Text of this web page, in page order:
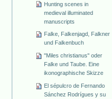
Hunting scenes in
medieval illuminated
manuscripts
Falke, Falkenjagd, Falkner
und Falkenbuch
"Miles christianus" oder
Falke und Taube. Eine
ikonographische Skizze
El sépulcro de Fernando
Sánchez Rodrígues y su